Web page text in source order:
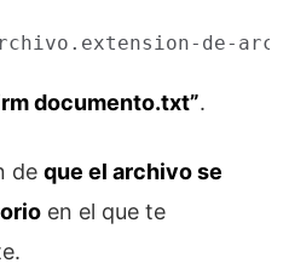
de-
documento.txt”.
de que el archivo se
en el que te